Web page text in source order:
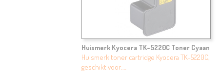
Huismerk Kyocera TK-5220C Toner Cyaan
Huismerk toner cartridge Kyocera TK-5220C,
geschikt voor:…